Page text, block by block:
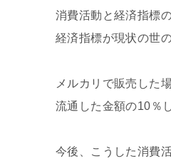
消費活動と経済指標の
経済指標が現状の世
メルカリで販売した
流通した金額の10％
今後、こうした消費